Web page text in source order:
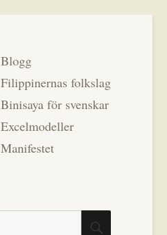
Blogg
Filippinernas folkslag
Binisaya för svenskar
Excelmodeller
Manifestet